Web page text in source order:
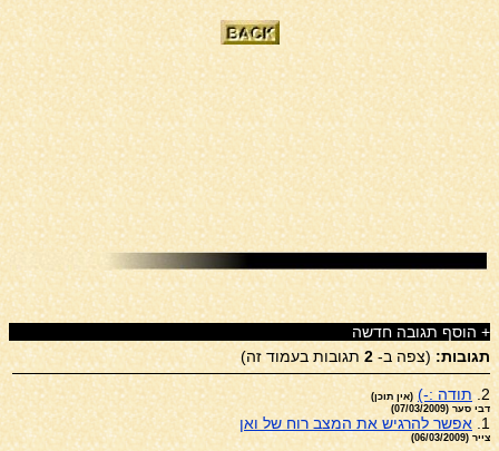
+ הוסף תגובה חדשה
תגובות:(צפה ב-2תגובות בעמוד זה)
2. תודה :-) (אין תוכן)
דבי סער (07/03/2009)
1. אפשר להרגיש את המצב רוח של ואן
צייר (06/03/2009)